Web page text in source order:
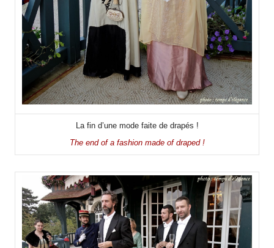
La fin d’une mode faite de drapés !
The end of a fashion made of draped !